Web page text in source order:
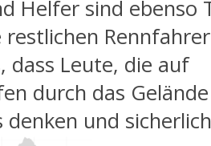
Helfer sind ebenso
restlichen
dass Leute, die auf
durch das
denken und